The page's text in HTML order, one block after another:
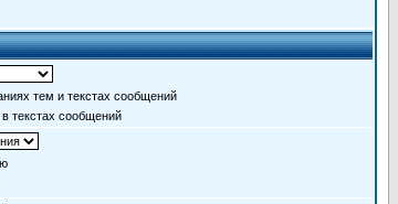
тем и текстах сообщений
текстах сообщений